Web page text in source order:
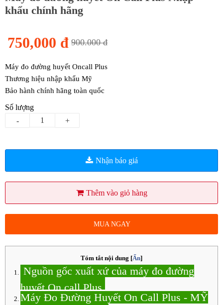
khẩu chính hãng
750,000 đ 900.000 đ
Máy đo đường huyết Oncall Plus
Thương hiệu nhập khẩu Mỹ
Bảo hành chính hãng toàn quốc
Số lượng
-
+
Nhận báo giá
Thêm vào giỏ hàng
MUA NGAY
Tóm tắt nội dung [Ẩn]
Nguồn gốc xuất xứ của máy đo đường
huyết On call Plus
Máy Đo Đường Huyết On Call Plus - MỸ